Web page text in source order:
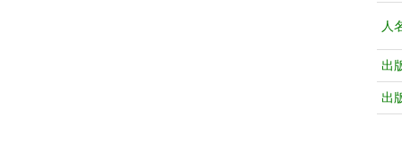
人
出
出